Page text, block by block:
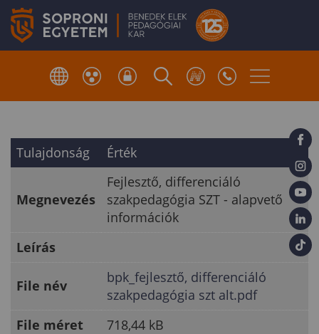
Tulajdonság Érték
Megnevezés
Fejlesztő, differenciáló
szakpedagógia SZT - alapvető
információk
Leírás
File név
bpk_fejlesztő, differenciáló
szakpedagógia szt alt.pdf
File méret
718,44 kB